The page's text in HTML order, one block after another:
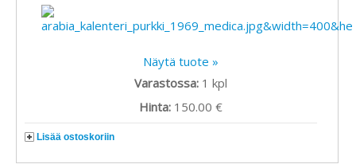
Näytä tuote »
Varastossa: 1 kpl
Hinta: 150.00 €
Lisää ostoskoriin